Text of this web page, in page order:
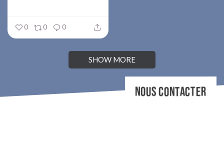
0 0 0
SHOW MORE
NOUS CONTACTER